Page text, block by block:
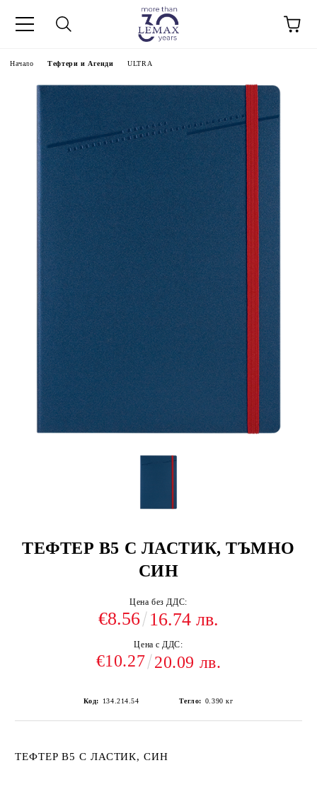
Начало Тефтери и Агенди ULTRA
ТЕФТЕР В5 С ЛАСТИК, ТЪМНО
СИН
Цена без ДДС:
€8.56 16.74 лв.
Цена с ДДС:
€10.27 20.09 лв.
Код: 134.214.54 Тегло: 0.390 кг
ТЕФТЕР В5 С ЛАСТИК, СИН